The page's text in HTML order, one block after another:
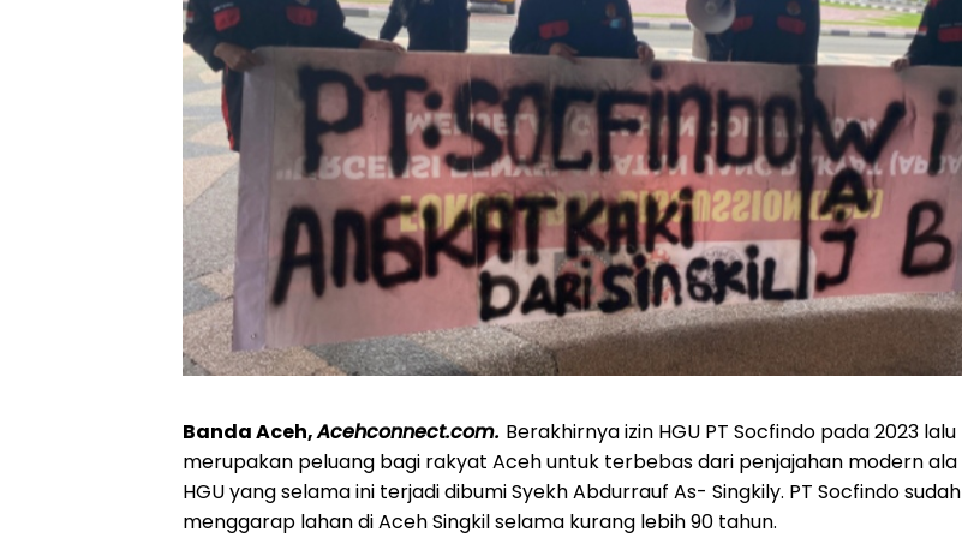
Banda Aceh,Acehconnect.com. Berakhirnya izin HGU PT Socfindo pada 2023 lalu
merupakan peluang bagi rakyat Aceh untuk terbebas dari penjajahan modern ala
HGU yang selama ini terjadi dibumi Syekh Abdurrauf As- Singkily. PT Socfindo sudah
menggarap lahan di Aceh Singkil selama kurang lebih 90 tahun.